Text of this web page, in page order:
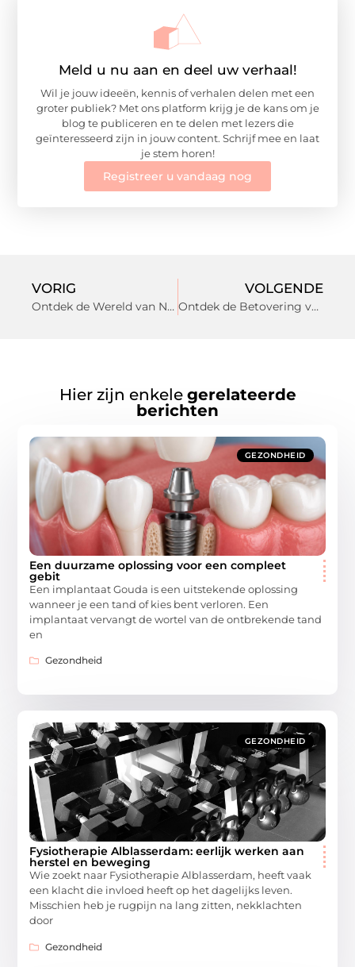
Meld u nu aan en deel uw verhaal!
Wil je jouw ideeën, kennis of verhalen delen met een
groter publiek? Met ons platform krijg je de kans om je
blog te publiceren en te delen met lezers die
geïnteresseerd zijn in jouw content. Schrijf mee en laat
je stem horen!
Registreer u vandaag nog
VORIG
Ontdek de Wereld van Nagelverzorging bij Nagelstyliste in Huizen
VOLGENDE
Ontdek de Betovering van Natuurwinkel in Houten
Hier zijn enkele gerelateerde
berichten
GEZONDHEID
Een duurzame oplossing voor een compleet
gebit
Een implantaat Gouda is een uitstekende oplossing
wanneer je een tand of kies bent verloren. Een
implantaat vervangt de wortel van de ontbrekende tand
en
Gezondheid
GEZONDHEID
Fysiotherapie Alblasserdam: eerlijk werken aan
herstel en beweging
Wie zoekt naar Fysiotherapie Alblasserdam, heeft vaak
een klacht die invloed heeft op het dagelijks leven.
Misschien heb je rugpijn na lang zitten, nekklachten
door
Gezondheid